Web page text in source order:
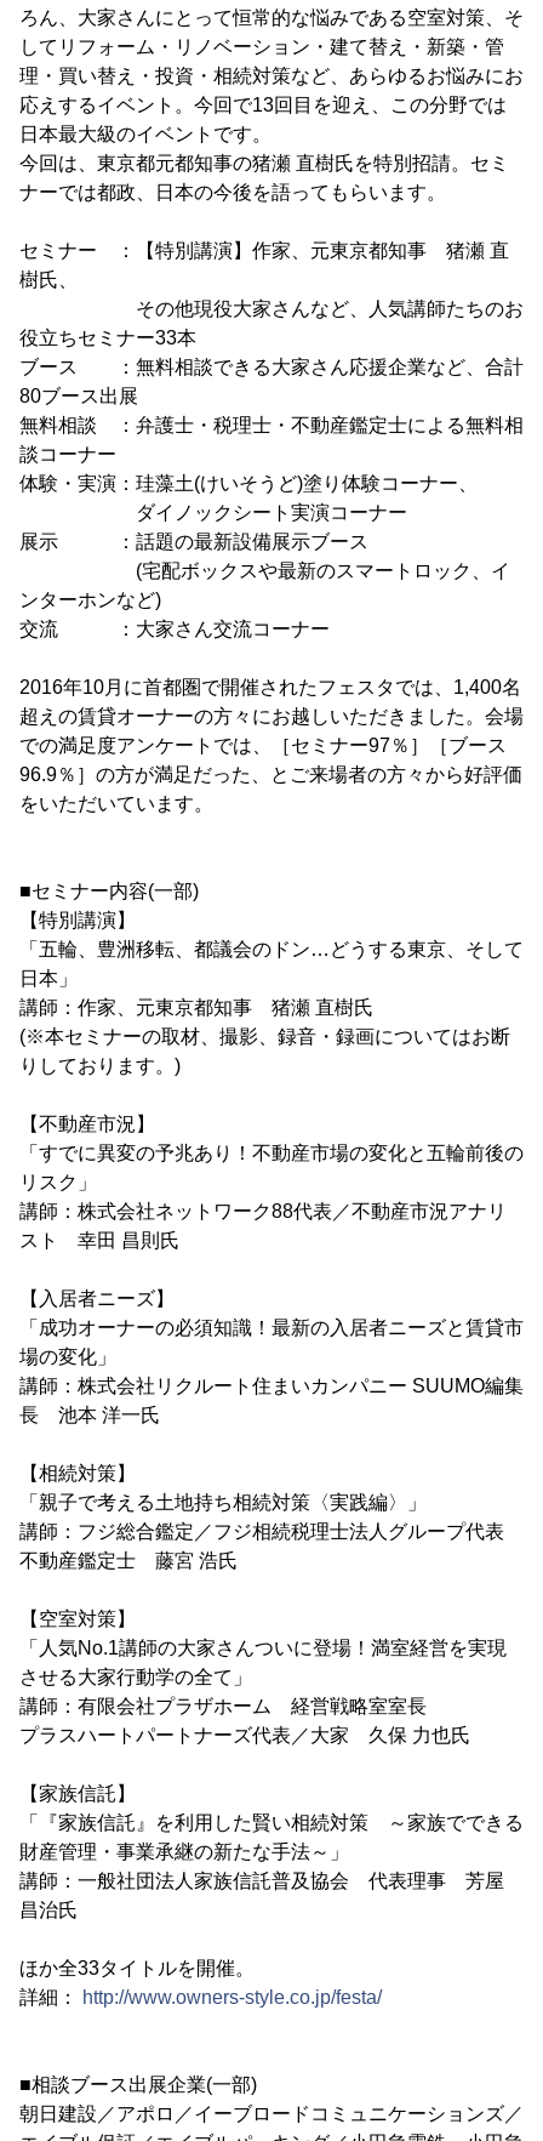
ろん、大家さんにとって恒常的な悩みである空室対策、そ
してリフォーム・リノベーション・建て替え・新築・管
理・買い替え・投資・相続対策など、あらゆるお悩みにお
応えするイベント。今回で13回目を迎え、この分野では
日本最大級のイベントです。
今回は、東京都元都知事の猪瀬 直樹氏を特別招請。セミ
ナーでは都政、日本の今後を語ってもらいます。
セミナー ：【特別講演】作家、元東京都知事 猪瀬 直
樹氏、
その他現役大家さんなど、人気講師たちのお
役立ちセミナー33本
ブース ：無料相談できる大家さん応援企業など、合計
80ブース出展
無料相談 ：弁護士・税理士・不動産鑑定士による無料相
談コーナー
体験・実演：珪藻土(けいそうど)塗り体験コーナー、
ダイノックシート実演コーナー
展示 ：話題の最新設備展示ブース
(宅配ボックスや最新のスマートロック、イ
ンターホンなど)
交流 ：大家さん交流コーナー
2016年10月に首都圏で開催されたフェスタでは、1,400名
超えの賃貸オーナーの方々にお越しいただきました。会場
での満足度アンケートでは、［セミナー97％］［ブース
96.9％］の方が満足だった、とご来場者の方々から好評価
をいただいています。
■セミナー内容(一部)
【特別講演】
「五輪、豊洲移転、都議会のドン…どうする東京、そして
日本」
講師：作家、元東京都知事 猪瀬 直樹氏
(※本セミナーの取材、撮影、録音・録画についてはお断
りしております。)
【不動産市況】
「すでに異変の予兆あり！不動産市場の変化と五輪前後の
リスク」
講師：株式会社ネットワーク88代表／不動産市況アナリ
スト 幸田 昌則氏
【入居者ニーズ】
「成功オーナーの必須知識！最新の入居者ニーズと賃貸市
場の変化」
講師：株式会社リクルート住まいカンパニー SUUMO編集
長 池本 洋一氏
【相続対策】
「親子で考える土地持ち相続対策〈実践編〉」
講師：フジ総合鑑定／フジ相続税理士法人グループ代表
不動産鑑定士 藤宮 浩氏
【空室対策】
「人気No.1講師の大家さんついに登場！満室経営を実現
させる大家行動学の全て」
講師：有限会社プラザホーム 経営戦略室室長
プラスハートパートナーズ代表／大家 久保 力也氏
【家族信託】
「『家族信託』を利用した賢い相続対策 ～家族でできる
財産管理・事業承継の新たな手法～」
講師：一般社団法人家族信託普及協会 代表理事 芳屋
昌治氏
ほか全33タイトルを開催。
詳細：
http://www.owners-style.co.jp/festa/
■相談ブース出展企業(一部)
朝日建設／アポロ／イーブロードコミュニケーションズ／